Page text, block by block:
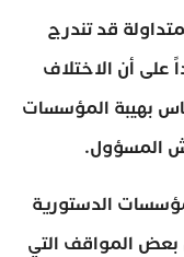
قد تندرج
على أن الاختلاف
بهيبة المؤسسات
المسؤول.
الدستورية
بعض المواقف التي